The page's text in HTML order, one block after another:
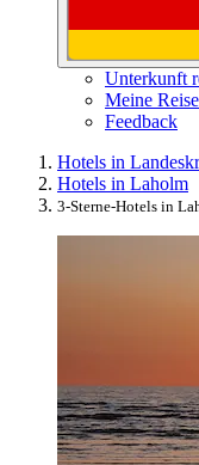
Unterkunft
Meine
Feedback
Hotels in
Hotels in Laholm
3-Sterne-Hotels in